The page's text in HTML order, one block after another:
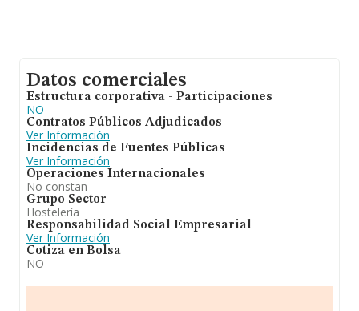
Datos comerciales
Estructura corporativa - Participaciones
NO
Contratos Públicos Adjudicados
Ver Información
Incidencias de Fuentes Públicas
Ver Información
Operaciones Internacionales
No constan
Grupo Sector
Hostelería
Responsabilidad Social Empresarial
Ver Información
Cotiza en Bolsa
NO